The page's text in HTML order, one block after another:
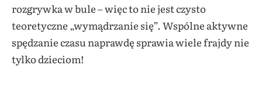
rozgrywka w bule – więc to nie jest czysto
teoretyczne „wymądrzanie się”. Wspólne aktywne
spędzanie czasu naprawdę sprawia wiele frajdy nie
tylko dzieciom!